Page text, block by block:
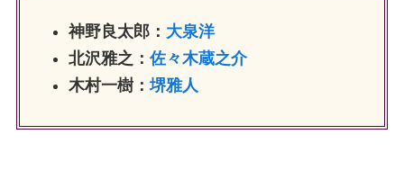
神野良太郎： 大泉洋
北沢雅之： 佐々木蔵之介
木村一樹：堺雅人